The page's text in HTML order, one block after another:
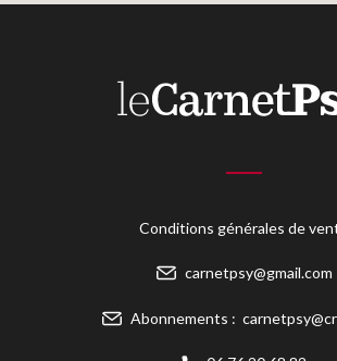
Conditions générales de
carnetpsy@gmail.com
Abonnements :